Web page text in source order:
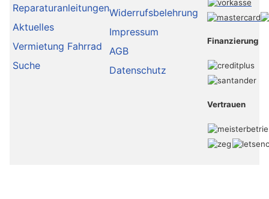
Reparaturanleitungen
Aktuelles
Vermietung Fahrrad
Suche
Widerrufsbelehrung
Impressum
AGB
Datenschutz
Finanzierung
Vertrauen